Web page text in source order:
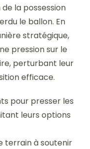
la possession
le ballon. En
stratégique,
pression sur le
perturbant leur
efficace.
pour presser les
leurs options
terrain à soutenir